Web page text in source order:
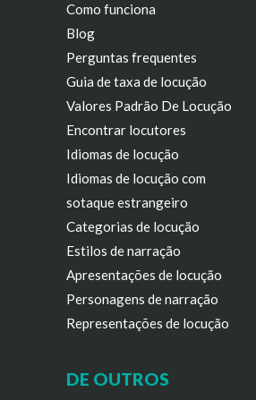
Como funciona
Blog
Perguntas frequentes
Guia de taxa de locução
Valores Padrão De Locução
Encontrar locutores
Idiomas de locução
Idiomas de locução com
sotaque estrangeiro
Categorias de locução
Estilos de narração
Apresentações de locução
Personagens de narração
Representações de locução
DE OUTROS